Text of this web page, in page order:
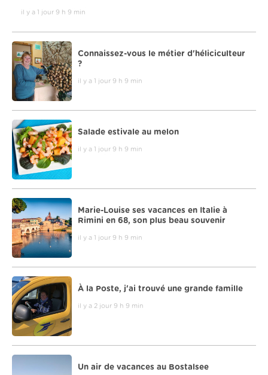
il y a 1 jour 9 h 9 min
Connaissez-vous le métier d'héliciculteur
?
il y a 1 jour 9 h 9 min
Salade estivale au melon
il y a 1 jour 9 h 9 min
Marie-Louise ses vacances en Italie à
Rimini en 68, son plus beau souvenir
il y a 1 jour 9 h 9 min
À la Poste, j'ai trouvé une grande famille
il y a 2 jour 9 h 9 min
Un air de vacances au Bostalsee